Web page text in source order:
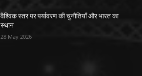
वैश्विक स्तर पर पर्यावरण की चुनौतियाँ और भारत का
स्थान
28 May 2026